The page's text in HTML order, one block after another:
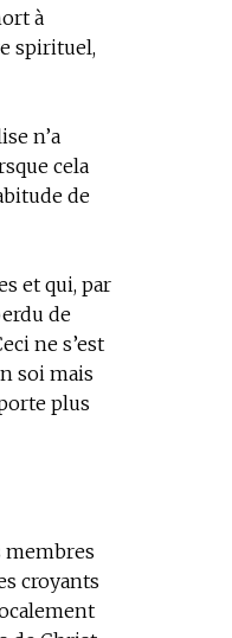
à
spirituel,
n’a
cela
de
et qui, par
de
ne s’est
soi mais
plus
membres
croyants